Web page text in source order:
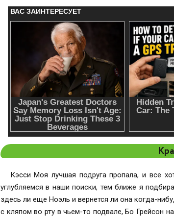
Кэсси Моя лучшая подруга пропала, и все
углубляемся в наши поиски, тем ближе я
здесь ли еще Ноэль и вернется ли она когда-
с кляпом во рту в чьем-то подвале, Бо Грейсон